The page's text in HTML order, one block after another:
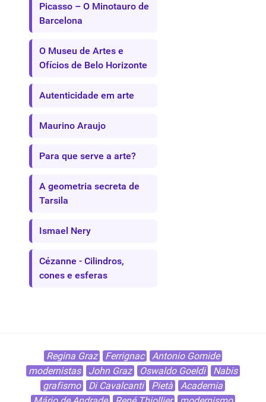
Picasso – O Minotauro de
Barcelona
O Museu de Artes e
Ofícios de Belo Horizonte
Autenticidade em arte
Maurino Araujo
Para que serve a arte?
A geometria secreta de
Tarsila
Ismael Nery
Cézanne - Cilindros,
cones e esferas
Regina Graz Ferrignac
Antonio Gomide
modernistas
John Graz Oswaldo Goeldi
Nabis
grafismo
Di Cavalcanti Pietà
Academia